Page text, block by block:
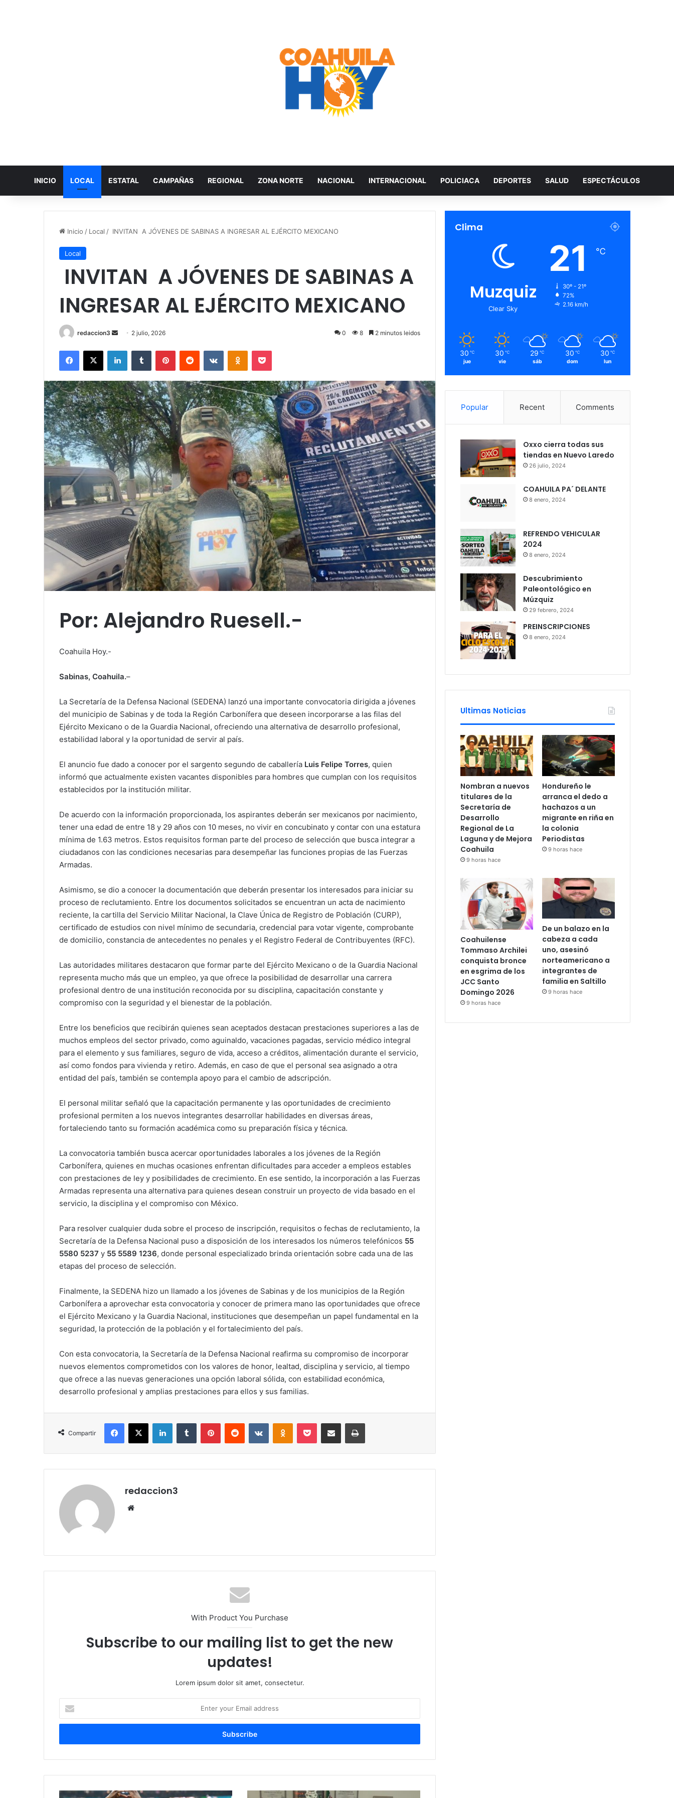
INICIO LOCAL ESTATAL CAMPAÑAS REGIONAL ZONA NORTE NACIONAL INTERNACIONAL POLICIACA DEPORTES SALUD ESPECTÁCULOS
Inicio / Local / INVITAN A JÓVENES DE SABINAS A INGRESAR AL EJÉRCITO MEXICANO
Local
INVITAN A JÓVENES DE SABINAS A
INGRESAR AL EJÉRCITO MEXICANO
redaccion3
n
d
a
n
e
m
a
i
l
2 julio, 2026 0 8 2 minutos leidos
Por: Alejandro Ruesell.-
Coahuila Hoy.-
Sabinas, Coahuila.–
La Secretaría de la Defensa Nacional (SEDENA) lanzó una importante convocatoria dirigida a jóvenes
del municipio de Sabinas y de toda la Región Carbonífera que deseen incorporarse a las filas del
Ejército Mexicano o de la Guardia Nacional, ofreciendo una alternativa de desarrollo profesional,
estabilidad laboral y la oportunidad de servir al país.
El anuncio fue dado a conocer por el sargento segundo de caballería Luis Felipe Torres, quien
informó que actualmente existen vacantes disponibles para hombres que cumplan con los requisitos
establecidos por la institución militar.
De acuerdo con la información proporcionada, los aspirantes deberán ser mexicanos por nacimiento,
tener una edad de entre 18 y 29 años con 10 meses, no vivir en concubinato y contar con una estatura
mínima de 1.63 metros. Estos requisitos forman parte del proceso de selección que busca integrar a
ciudadanos con las condiciones necesarias para desempeñar las funciones propias de las Fuerzas
Armadas.
Asimismo, se dio a conocer la documentación que deberán presentar los interesados para iniciar su
proceso de reclutamiento. Entre los documentos solicitados se encuentran un acta de nacimiento
reciente, la cartilla del Servicio Militar Nacional, la Clave Única de Registro de Población (CURP),
certificado de estudios con nivel mínimo de secundaria, credencial para votar vigente, comprobante
de domicilio, constancia de antecedentes no penales y el Registro Federal de Contribuyentes (RFC).
Las autoridades militares destacaron que formar parte del Ejército Mexicano o de la Guardia Nacional
representa mucho más que un empleo, ya que ofrece la posibilidad de desarrollar una carrera
profesional dentro de una institución reconocida por su disciplina, capacitación constante y
compromiso con la seguridad y el bienestar de la población.
Entre los beneficios que recibirán quienes sean aceptados destacan prestaciones superiores a las de
muchos empleos del sector privado, como aguinaldo, vacaciones pagadas, servicio médico integral
para el elemento y sus familiares, seguro de vida, acceso a créditos, alimentación durante el servicio,
así como fondos para vivienda y retiro. Además, en caso de que el personal sea asignado a otra
entidad del país, también se contempla apoyo para el cambio de adscripción.
El personal militar señaló que la capacitación permanente y las oportunidades de crecimiento
profesional permiten a los nuevos integrantes desarrollar habilidades en diversas áreas,
fortaleciendo tanto su formación académica como su preparación física y técnica.
La convocatoria también busca acercar oportunidades laborales a los jóvenes de la Región
Carbonífera, quienes en muchas ocasiones enfrentan dificultades para acceder a empleos estables
con prestaciones de ley y posibilidades de crecimiento. En ese sentido, la incorporación a las Fuerzas
Armadas representa una alternativa para quienes desean construir un proyecto de vida basado en el
servicio, la disciplina y el compromiso con México.
Para resolver cualquier duda sobre el proceso de inscripción, requisitos o fechas de reclutamiento, la
Secretaría de la Defensa Nacional puso a disposición de los interesados los números telefónicos 55
5580 5237 y 55 5589 1236, donde personal especializado brinda orientación sobre cada una de las
etapas del proceso de selección.
Finalmente, la SEDENA hizo un llamado a los jóvenes de Sabinas y de los municipios de la Región
Carbonífera a aprovechar esta convocatoria y conocer de primera mano las oportunidades que ofrece
el Ejército Mexicano y la Guardia Nacional, instituciones que desempeñan un papel fundamental en la
seguridad, la protección de la población y el fortalecimiento del país.
Con esta convocatoria, la Secretaría de la Defensa Nacional reafirma su compromiso de incorporar
nuevos elementos comprometidos con los valores de honor, lealtad, disciplina y servicio, al tiempo
que ofrece a las nuevas generaciones una opción laboral sólida, con estabilidad económica,
desarrollo profesional y amplias prestaciones para ellos y sus familias.
Compartir
redaccion3
With Product You Purchase
Subscribe to our mailing list to get the new
updates!
Lorem ipsum dolor sit amet, consectetur.
t
r
u
Clima
Muzquiz
Clear Sky
21 ℃
30º - 21º
72%
2.16 km/h
30 ℃
jue
30 ℃
vie
29 ℃
sáb
30 ℃
dom
30 ℃
lun
Popular Recent Comments
Oxxo cierra todas sus
tiendas en Nuevo Laredo
26 julio, 2024
COAHUILA PA´ DELANTE
8 enero, 2024
REFRENDO VEHICULAR
2024
8 enero, 2024
Descubrimiento
Paleontológico en
Múzquiz
29 febrero, 2024
PREINSCRIPCIONES
8 enero, 2024
Ultimas Noticias
Nombran a nuevos
titulares de la
Secretaría de
Desarrollo
Regional de La
Laguna y de Mejora
Coahuila
9 horas hace
Hondureño le
arranca el dedo a
hachazos a un
migrante en riña en
la colonia
Periodistas
9 horas hace
Coahuilense
Tommaso Archilei
conquista bronce
en esgrima de los
JCC Santo
Domingo 2026
9 horas hace
De un balazo en la
cabeza a cada
uno, asesinó
norteamericano a
integrantes de
familia en Saltillo
9 horas hace